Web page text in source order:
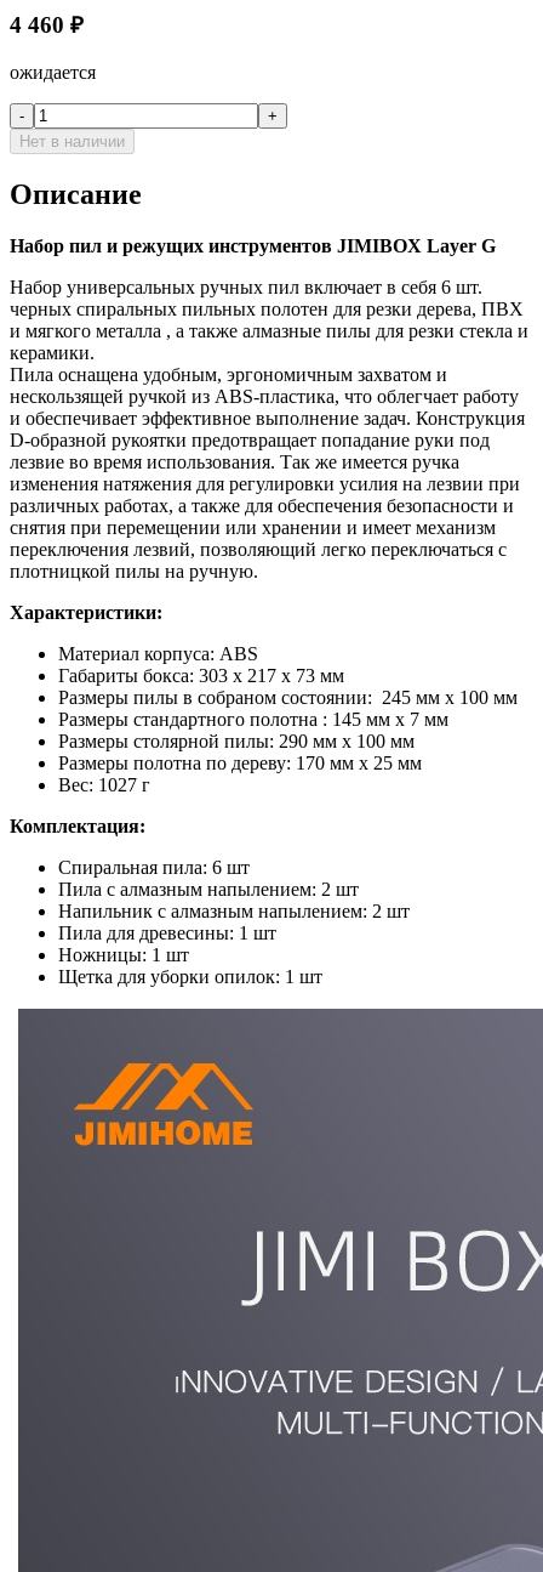
4 460 ₽
ожидается
-
+
Нет в наличии
Описание
Набор пил и режущих инструментов JIMIBOX Layer G
Набор универсальных ручных пил включает в себя 6 шт.
черных спиральных пильных полотен для резки дерева, ПВХ
и мягкого металла , а также алмазные пилы для резки стекла и
керамики.
Пила оснащена удобным, эргономичным захватом и
нескользящей ручкой из ABS-пластика, что облегчает работу
и обеспечивает эффективное выполнение задач. Конструкция
D-образной рукоятки предотвращает попадание руки под
лезвие во время использования. Так же имеется ручка
изменения натяжения для регулировки усилия на лезвии при
различных работах, а также для обеспечения безопасности и
снятия при перемещении или хранении и имеет механизм
переключения лезвий, позволяющий легко переключаться с
плотницкой пилы на ручную.
Характеристики:
Материал корпуса: ABS
Габариты бокса: 303 x 217 x 73 мм
Размеры пилы в собраном состоянии: 245 мм х 100 мм
Размеры стандартного полотна : 145 мм х 7 мм
Размеры столярной пилы: 290 мм х 100 мм
Размеры полотна по дереву: 170 мм х 25 мм
Вес: 1027 г
Комплектация:
Спиральная пила: 6 шт
Пила с алмазным напылением: 2 шт
Напильник с алмазным напылением: 2 шт
Пила для древесины: 1 шт
Ножницы: 1 шт
Щетка для уборки опилок: 1 шт